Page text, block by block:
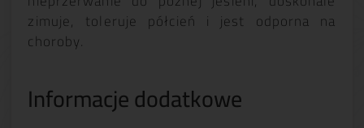
zimuje, toleruje półcień i jest odporna na
choroby.
Informacje dodatkowe